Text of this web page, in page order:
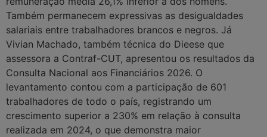
Também permanecem expressivas as desigualdades
salariais entre trabalhadores brancos e negros. Já
Vivian Machado, também técnica do Dieese que
assessora a Contraf-CUT, apresentou os resultados da
Consulta Nacional aos Financiários 2026. O
levantamento contou com a participação de 601
trabalhadores de todo o país, registrando um
crescimento superior a 230% em relação à consulta
realizada em 2024, o que demonstra maior